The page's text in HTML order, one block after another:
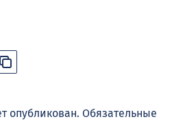
опубликован. Обязательные